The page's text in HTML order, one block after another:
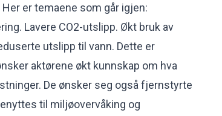
er temaene som går igjen:
Lavere CO2-utslipp. Økt bruk av
utslipp til vann. Dette er
aktørene økt kunnskap om hva
De ønsker seg også fjernstyrte
til miljøovervåking og